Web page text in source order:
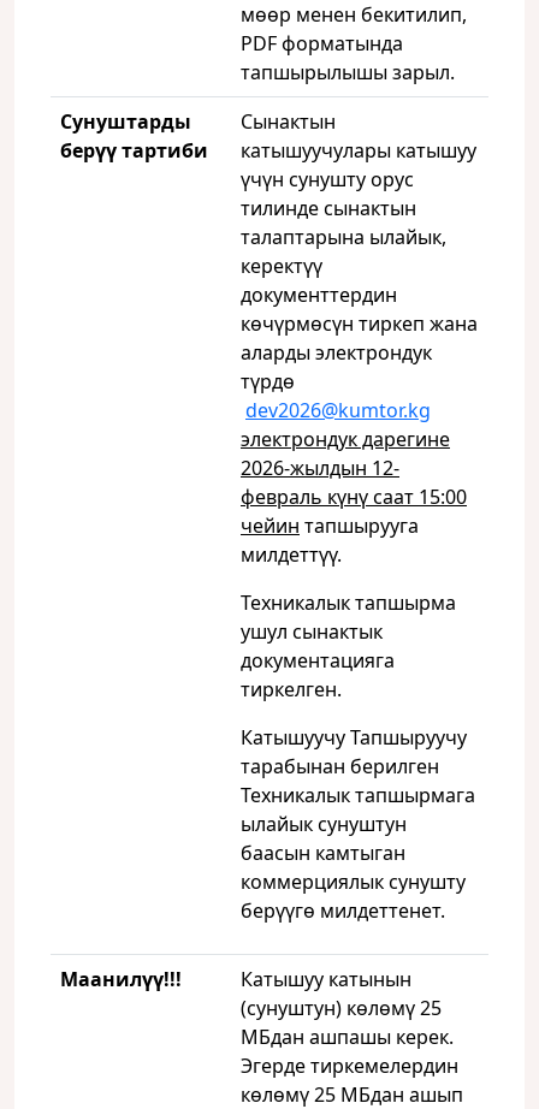
мөөр менен бекитилип,
PDF форматында
тапшырылышы зарыл.
Сунуштарды
берүү тартиби
Сынактын
катышуучулары катышуу
үчүн сунушту орус
тилинде сынактын
талаптарына ылайык,
керектүү
документтердин
көчүрмөсүн тиркеп жана
аларды электрондук
түрдө
dev2026@kumtor.kg
электрондук дарегине
2026-жылдын 12-
февраль күнү саат 15:00
чейин тапшырууга
милдеттүү.
Техникалык тапшырма
ушул сынактык
документацияга
тиркелген.
Катышуучу Тапшыруучу
тарабынан берилген
Техникалык тапшырмага
ылайык сунуштун
баасын камтыган
коммерциялык сунушту
берүүгө милдеттенет.
Маанилүү!!!
Катышуу катынын
(сунуштун) көлөмү 25
МБдан ашпашы керек.
Эгерде тиркемелердин
көлөмү 25 МБдан ашып